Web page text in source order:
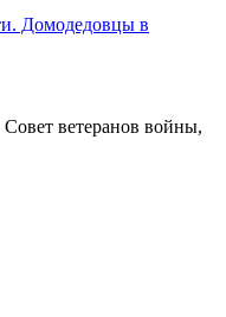
Домодедовцы в
ветеранов войны,